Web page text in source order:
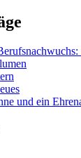
und ein